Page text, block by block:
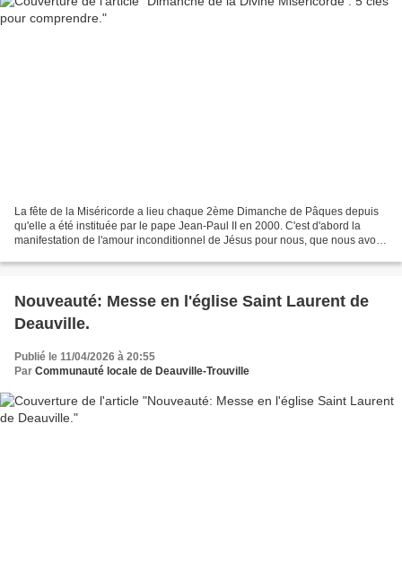
La fête de la Miséricorde a lieu chaque 2ème Dimanche de Pâques depuis
qu'elle a été instituée par le pape Jean-Paul II en 2000. C'est d'abord la
manifestation de l'amour inconditionnel de Jésus pour nous, que nous avons
Nouveauté: Messe en l'église Saint Laurent de
Deauville.
Publié le 11/04/2026 à 20:55
Par Communauté locale de Deauville-Trouville